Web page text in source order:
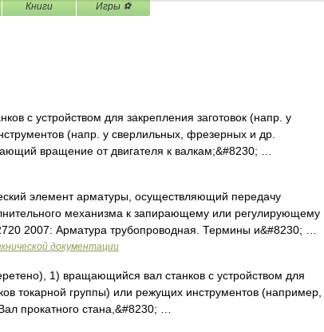
Книги Игры ⚽
с устройством для закрепления заготовок (напр. у
(напр. у сверлильных, фрезерных и др.
вращение от двигателя к валкам;&#8230; …
элемент арматуры, осуществляющий передачу
механизма к запирающему или регулирующему
2007: Арматура трубопроводная. Термины и&#8230; …
документации
1) вращающийся вал станков с устройством для
токарной группы) или режущих инструментов (например,
прокатного стана,&#8230; …